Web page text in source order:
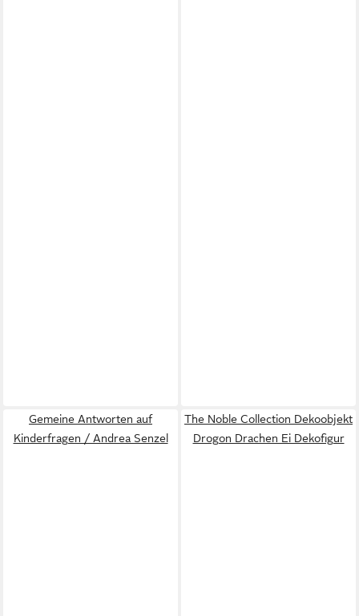
Gemeine Antworten auf
Kinderfragen / Andrea Senzel
The Noble Collection Dekoobjekt
Drogon Drachen Ei Dekofigur